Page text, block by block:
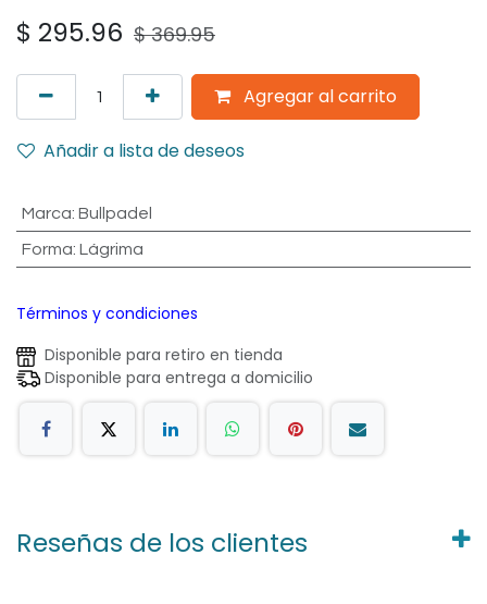
$ 295.96 $369.95
Agregar al carrito
Añadir a lista de deseos
Marca: Bullpadel
Forma: Lágrima
Términos y condiciones
Disponible para retiro en tienda
Disponible para entrega a domicilio
Reseñas de los clientes